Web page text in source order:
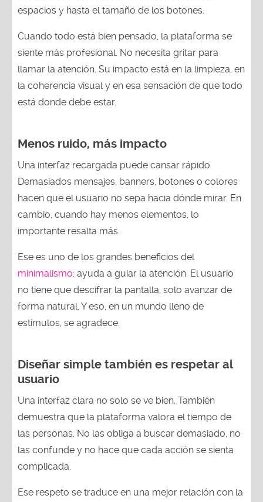
espacios y hasta el tamaño de los botones.
Cuando todo está bien pensado, la plataforma se
siente más profesional. No necesita gritar para
llamar la atención. Su impacto está en la limpieza, en
la coherencia visual y en esa sensación de que todo
está donde debe estar.
Menos ruido, más impacto
Una interfaz recargada puede cansar rápido.
Demasiados mensajes, banners, botones o colores
hacen que el usuario no sepa hacia dónde mirar. En
cambio, cuando hay menos elementos, lo
importante resalta más.
Ese es uno de los grandes beneficios del
minimalismo: ayuda a guiar la atención. El usuario
no tiene que descifrar la pantalla, solo avanzar de
forma natural. Y eso, en un mundo lleno de
estímulos, se agradece.
Diseñar simple también es respetar al
usuario
Una interfaz clara no solo se ve bien. También
demuestra que la plataforma valora el tiempo de
las personas. No las obliga a buscar demasiado, no
las confunde y no hace que cada acción se sienta
complicada.
Ese respeto se traduce en una mejor relación con la